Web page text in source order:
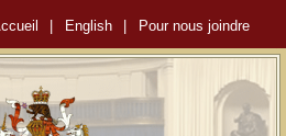
English Pour nous joindre